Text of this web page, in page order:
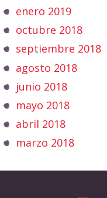
enero 2019
octubre 2018
septiembre 2018
agosto 2018
junio 2018
mayo 2018
abril 2018
marzo 2018